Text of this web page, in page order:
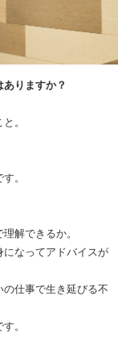
りますか？
。
。
解できるか。
になってアドバイスが
仕事で生き延びる不
。